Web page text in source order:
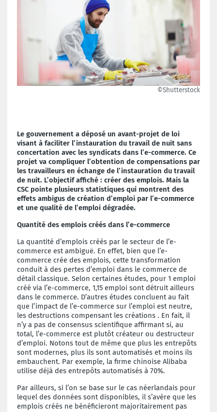
©Shutterstock
Le gouvernement a déposé un avant-projet de loi
visant à faciliter l’instauration du travail de nuit sans
concertation avec les syndicats dans l’e-commerce. Ce
projet va compliquer l’obtention de compensations par
les travailleurs en échange de l’instauration du travail
de nuit. L’objectif affiché : créer des emplois. Mais la
CSC pointe plusieurs statistiques qui montrent des
effets ambigus de création d’emploi par l’e-commerce
et une qualité de l’emploi dégradée.
Quantité des emplois créés dans l’e-commerce
La quantité d’emplois créés par le secteur de l’e-
commerce est ambiguë. En effet, bien que l’e-
commerce crée des emplois, cette transformation
conduit à des pertes d’emploi dans le commerce de
détail classique. Selon certaines études, pour 1 emploi
créé via l’e-commerce, 1,15 emploi sont détruit ailleurs
dans le commerce. D’autres études concluent au fait
que l’impact de l’e-commerce sur l’emploi est neutre,
les destructions compensant les créations . En fait, il
n’y a pas de consensus scientifique affirmant si, au
total, l’e-commerce est plutôt créateur ou destructeur
d’emploi. Notons tout de même que plus les entrepôts
sont modernes, plus ils sont automatisés et moins ils
embauchent. Par exemple, la firme chinoise Alibaba
utilise déjà des entrepôts automatisés à 70%.
Par ailleurs, si l’on se base sur le cas néerlandais pour
lequel des données sont disponibles, il s’avère que les
emplois créés ne bénéficieront majoritairement pas